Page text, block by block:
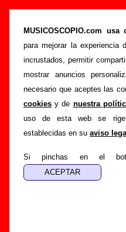
MUSICOSCOPIO.com
para mejorar la experiencia
incrustados, permitir
mostrar anuncios
necesario que aceptes las
cookies y de nuestra
uso de esta web se rige
establecidas en su aviso
Si pinchas en el
“Cena recalentada
Golpes Bajos (Letra e
Portada >Golpes Bajos >
Cena recalentada (en directo)
Esta página pretende
sobre la canción
interpretada por
Golpes
aparecerá información
discos en los que está
del mismo, sobre
encuentras errores o